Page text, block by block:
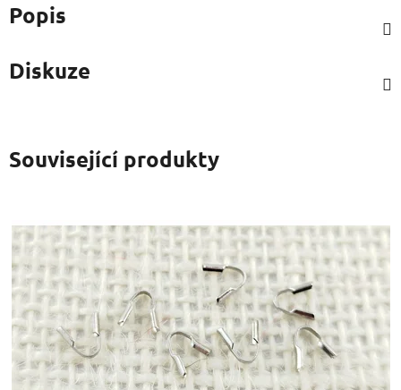
Popis
Diskuze
Související produkty